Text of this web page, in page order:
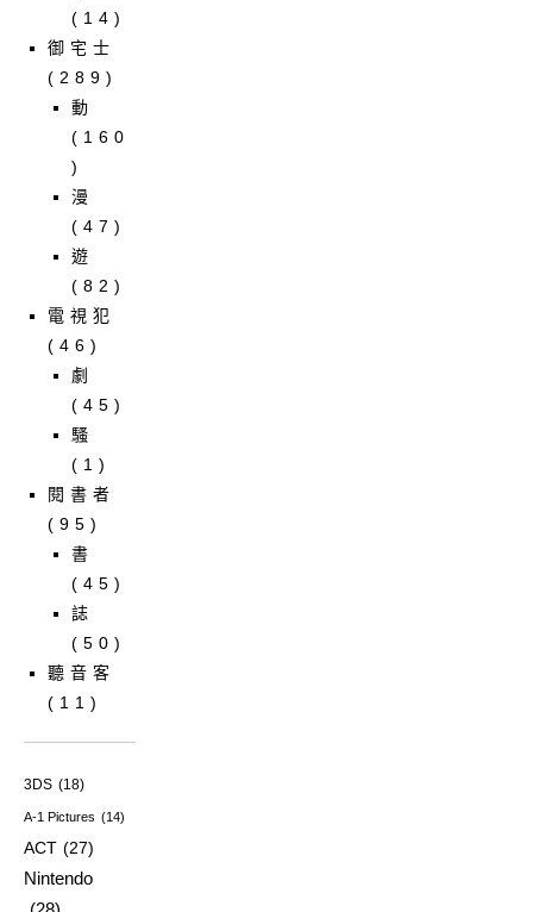
(14)
御宅士
(289)
動
(160
)
漫
(47)
遊
(82)
電視犯
(46)
劇
(45)
騷
(1)
閱書者
(95)
書
(45)
誌
(50)
聽音客
(11)
3DS (18)
A-1 Pictures (14)
ACT (27)
Nintendo